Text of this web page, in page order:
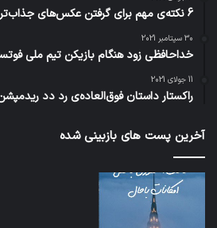
6 نکته‌ی مهم برای گرفتن عکس‌های جذاب‌تر در سفر
30 سپتامبر 2021
خداحافظی زود هنگام بازیکن تیم ملی
11 جولای 2021
راکستار داستان فوق‌العاده‌ی رد دد
آخرین پست های بازبینی شده